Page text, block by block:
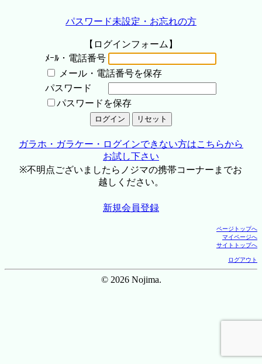
パスワード未設定・お忘れの方
【ログインフォーム】
ﾒｰﾙ・電話番号
メール・電話番号を保存
パスワード
パスワードを保存
ガラホ・ガラケー・ログインできない方はこちらから
お試し下さい
※不明点ございましたらノジマの携帯コーナーまでお
越しください。
新規会員登録
ページトップへ
マイページへ
サイトトップへ
ログアウト
© 2026 Nojima.